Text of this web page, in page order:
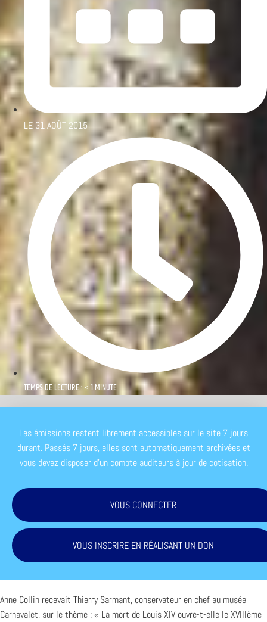
LE 31 AOÛT 2015
TEMPS DE LECTURE : < 1 MINUTE
Les émissions restent librement accessibles sur le site 7 jours
durant. Passés 7 jours, elles sont automatiquement archivées et
vous devez disposer d'un compte auditeurs à jour de cotisation.
VOUS CONNECTER
VOUS INSCRIRE EN RÉALISANT UN DON
Anne Collin recevait Thierry Sarmant, conservateur en chef au musée
Carnavalet, sur le thème : « La mort de Louis XIV ouvre-t-elle le XVIIIème